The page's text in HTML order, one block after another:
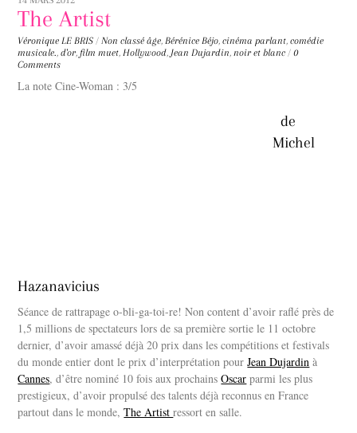
The Artist
Véronique LE BRIS / Non classé âge,Bérénice Béjo,cinéma parlant,comédie
musicale.,d'or, film muet,Hollywood, Jean Dujardin,noir et blanc / 0
Comments
La note Cine-Woman : 3/5
de
Michel
Hazanavicius
Séance de rattrapage o-bli-ga-toi-re! Non content d’avoir raflé près de
1,5 millions de spectateurs lors de sa première sortie le 11 octobre
dernier, d’avoir amassé déjà 20 prix dans les compétitions et festivals
du monde entier dont le prix d’interprétation pourJean Dujardin à
Cannes, d’être nominé 10 fois aux prochainsOscar parmi les plus
prestigieux, d’avoir propulsé des talents déjà reconnus en France
partout dans le monde,The Artistressort en salle.